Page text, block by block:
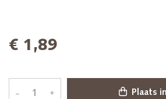
€ 1,89
– + Plaats